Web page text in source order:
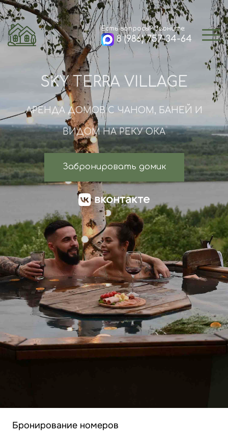
Есть вопросы? Звоните:
8 (986) 757-34-64
SKY TERRA VILLAGE
АРЕНДА ДОМОВ С ЧАНОМ, БАНЕЙ И
ВИДОМ НА РЕКУ ОКА
Забронировать домик